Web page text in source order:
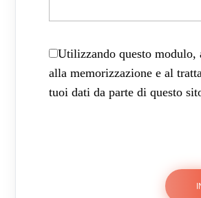
Utilizzando questo modulo,
alla memorizzazione e al
tuoi dati da parte di questo